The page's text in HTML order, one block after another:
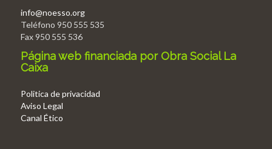
info@noesso.org
Teléfono 950 555 535
Fax 950 555 536
Página web financiada por Obra Social La
Caixa
Politica de privacidad
Aviso Legal
Canal Ético